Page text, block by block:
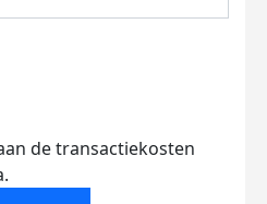
de transactiekosten